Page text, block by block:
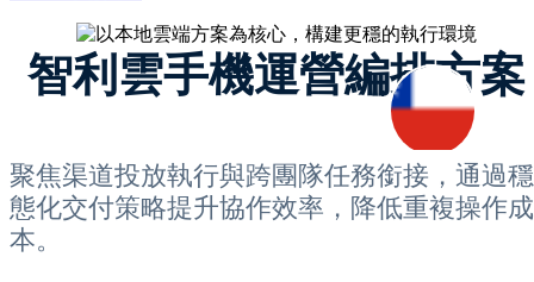
智利雲手機運營編排方案
聚焦渠道投放執行與跨團隊任務銜接，通過穩
態化交付策略提升協作效率，降低重複操作成
本。